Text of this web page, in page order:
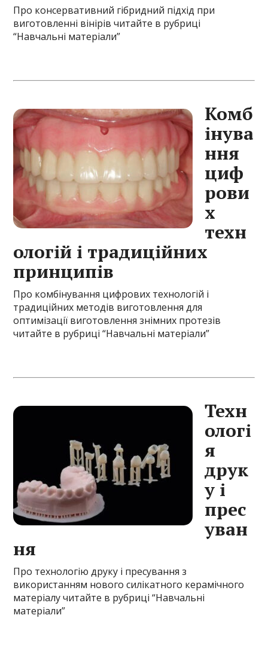
Про консервативний гібридний підхід при
виготовленні вінірів читайте в рубриці
“Навчальні матеріали”
Комб
інува
ння
циф
рови
х
техн
ологій і традиційних
принципів
Про комбінування цифрових технологій і
традиційних методів виготовлення для
оптимізації виготовлення знімних протезів
читайте в рубриці “Навчальні матеріали”
Техн
ологі
я
друк
у і
прес
уван
ня
Про технологію друку і пресування з
використанням нового силікатного керамічного
матеріалу читайте в рубриці “Навчальні
матеріали”